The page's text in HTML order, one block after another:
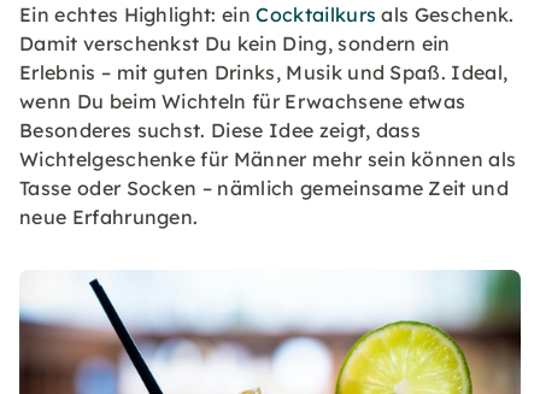
Ein echtes Highlight: einCocktailkurs als Geschenk.
Damit verschenkst Du kein Ding, sondern ein
Erlebnis – mit guten Drinks, Musik und Spaß. Ideal,
wenn Du beim Wichteln für Erwachsene etwas
Besonderes suchst. Diese Idee zeigt, dass
Wichtelgeschenke für Männer mehr sein können als
Tasse oder Socken – nämlich gemeinsame Zeit und
neue Erfahrungen.